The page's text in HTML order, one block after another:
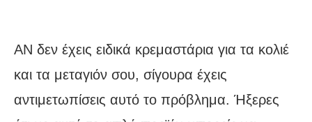
ΑΝ δεν έχεις ειδικά κρεμαστάρια για τα κολιέ
και τα μεταγιόν σου, σίγουρα έχεις
αντιμετωπίσεις αυτό το πρόβλημα. Ήξερες